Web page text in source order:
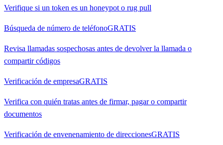
Verifique si un token es un honeypot o rug pull
Búsqueda de número de teléfonoGRATIS
Revisa llamadas sospechosas antes de devolver la llamada o
compartir códigos
Verificación de empresaGRATIS
Verifica con quién tratas antes de firmar, pagar o compartir
documentos
Verificación de envenenamiento de direccionesGRATIS